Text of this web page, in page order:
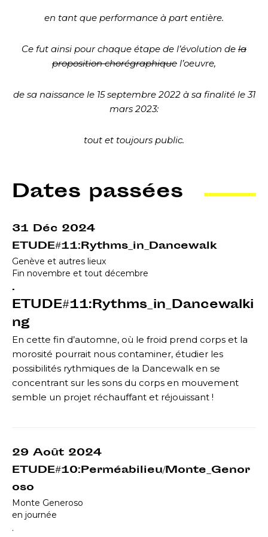
en tant que performance à part entière.
Ce fut ainsi pour chaque étape de l’évolution de la
proposition chorégraphique l’oeuvre,
de sa naissance le 15 septembre 2022 à sa finalité le 31
mars 2023:
tout et toujours public.
Dates passées
31 Déc 2024
ETUDE#11:Rythms_in_Dancewalk
Genève et autres lieux
Fin novembre et tout décembre
.
ETUDE#11:Rythms_in_Dancewalki
ng
En cette fin d’automne, où le froid prend corps et la
morosité pourrait nous contaminer, étudier les
possibilités rythmiques de la Dancewalk en se
concentrant sur les sons du corps en mouvement
semble un projet réchauffant et réjouissant !
29 Août 2024
ETUDE#10:Perméabilieu/Monte_Genor
oso
Monte Generoso
en journée
.